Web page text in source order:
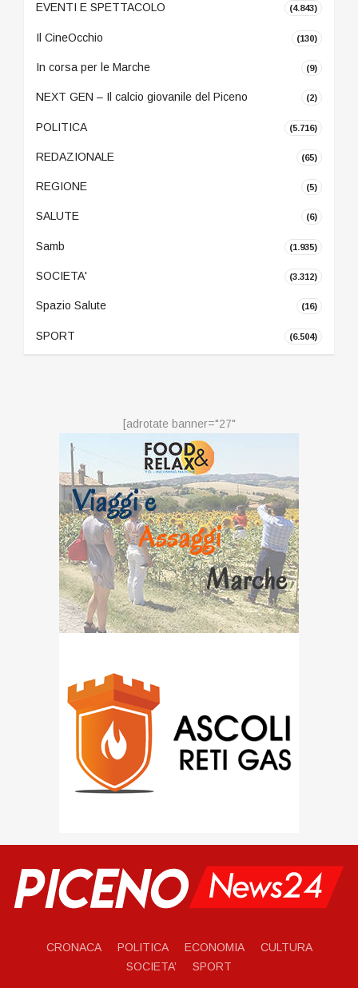
EVENTI E SPETTACOLO (4.843)
Il CineOcchio (130)
In corsa per le Marche (9)
NEXT GEN – Il calcio giovanile del Piceno (2)
POLITICA (5.716)
REDAZIONALE (65)
REGIONE (5)
SALUTE (6)
Samb (1.935)
SOCIETA' (3.312)
Spazio Salute (16)
SPORT (6.504)
[adrotate banner="27"
CRONACA POLITICA ECONOMIA
CULTURA
SOCIETA’
SPORT